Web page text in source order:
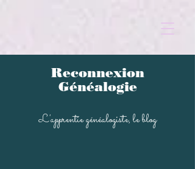
Reconnexion
Généalogie
L'apprentie généalogiste, le blog